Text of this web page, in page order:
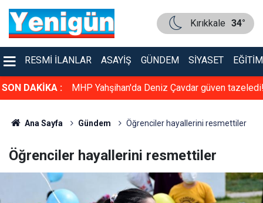
Kırıkkale 34°
RESMI İLANLAR ASAYIŞ GÜNDEM SIYASET EĞITIM
SON DAKİKA :
tazeledi! Konser gibi sünnet düğünü: Kırıkkale bu
Ana Sayfa Gündem Öğrenciler hayallerini resmettiler
Öğrenciler hayallerini resmettiler